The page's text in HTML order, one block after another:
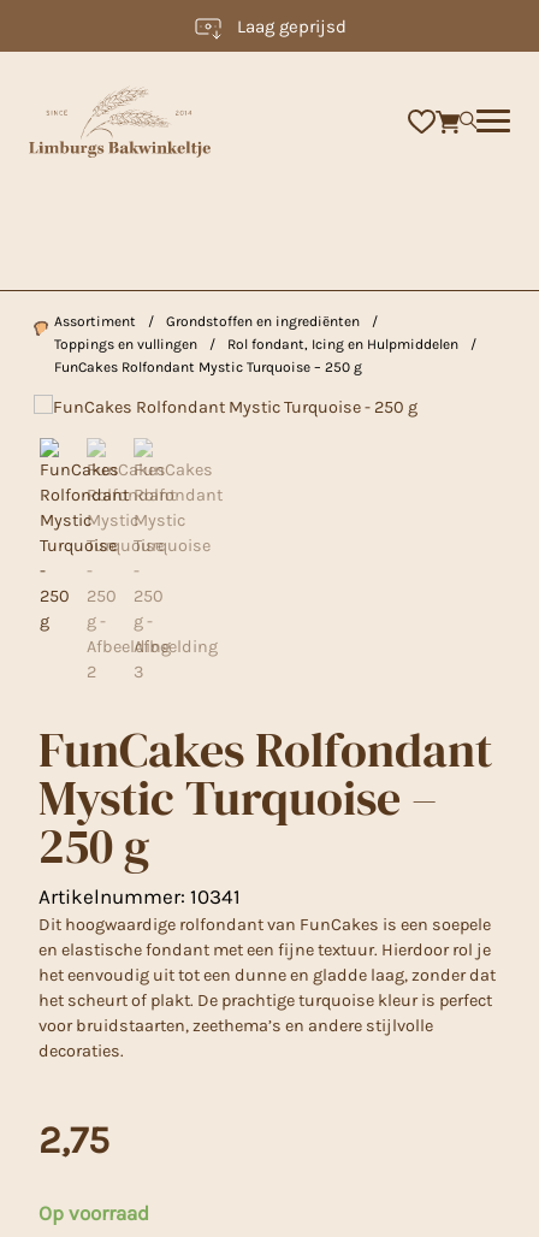
Laag geprijsd
Assortiment / Grondstoffen en ingrediënten
/
Toppings en vullingen
/ Rol fondant, Icing en Hulpmiddelen
/
FunCakes Rolfondant Mystic Turquoise – 250 g
FunCakes Rolfondant
Mystic Turquoise –
250 g
Artikelnummer: 10341
Dit hoogwaardige rolfondant van FunCakes is een soepele
en elastische fondant met een fijne textuur. Hierdoor rol je
het eenvoudig uit tot een dunne en gladde laag, zonder dat
het scheurt of plakt. De prachtige turquoise kleur is perfect
voor bruidstaarten, zeethema’s en andere stijlvolle
decoraties.
2,75
Op voorraad